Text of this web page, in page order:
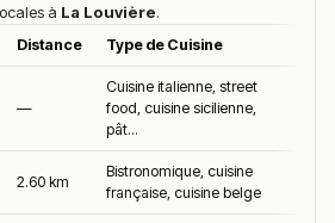
à La Louvière.
Distance Type de Cuisine
—
Cuisine italienne, street
food, cuisine sicilienne,
pât...
2.60 km
Bistronomique, cuisine
française, cuisine belge